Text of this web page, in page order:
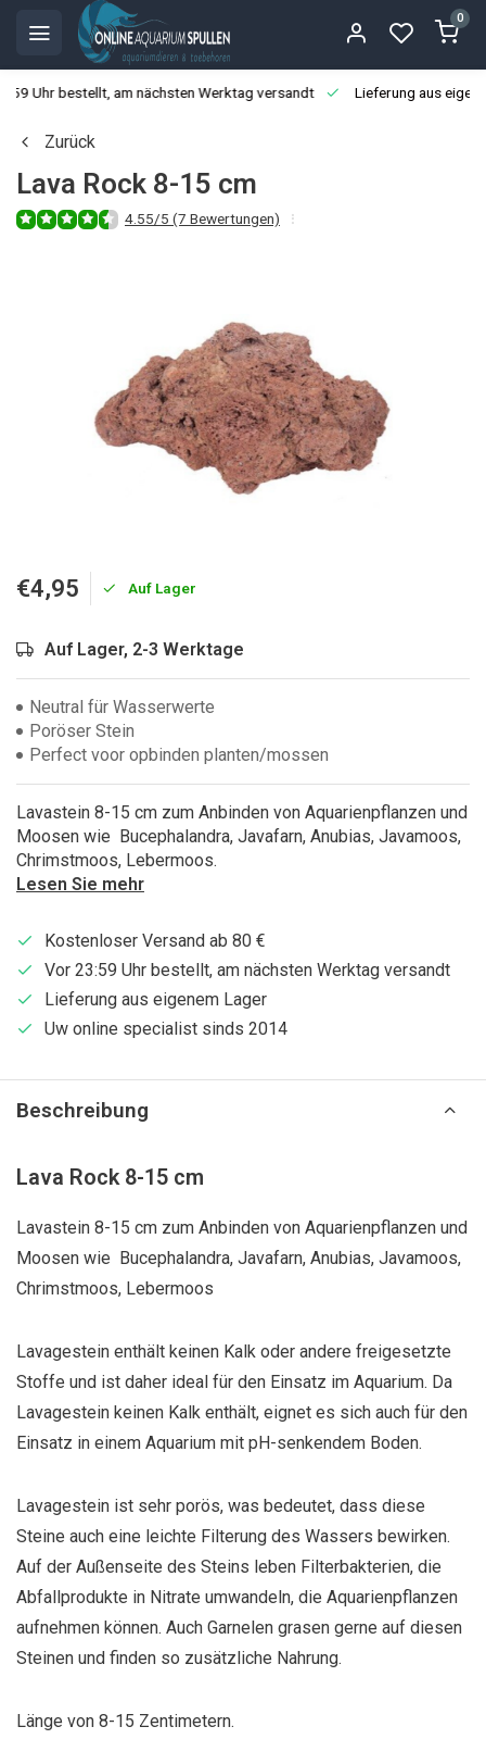
0
Uhr bestellt, am nächsten Werktag versandt Lieferung aus
Zurück
Lava Rock 8-15 cm
4.55/5 (7 Bewertungen)
€4,95 Auf Lager
Auf Lager, 2-3 Werktage
Neutral für Wasserwerte
Poröser Stein
Perfect voor opbinden planten/mossen
Lavastein 8-15 cm zum Anbinden von Aquarienpflanzen und
Moosen wie Bucephalandra, Javafarn, Anubias, Javamoos,
Chrimstmoos, Lebermoos.
Lesen Sie mehr
Kostenloser Versand ab 80 €
Vor 23:59 Uhr bestellt, am nächsten Werktag versandt
Lieferung aus eigenem Lager
Uw online specialist sinds 2014
Beschreibung
Lava Rock 8-15 cm
Lavastein 8-15 cm zum Anbinden von Aquarienpflanzen und
Moosen wie Bucephalandra, Javafarn, Anubias, Javamoos,
Chrimstmoos, Lebermoos
Lavagestein enthält keinen Kalk oder andere freigesetzte
Stoffe und ist daher ideal für den Einsatz im Aquarium. Da
Lavagestein keinen Kalk enthält, eignet es sich auch für den
Einsatz in einem Aquarium mit pH-senkendem Boden.
Lavagestein ist sehr porös, was bedeutet, dass diese
Steine ​​auch eine leichte Filterung des Wassers bewirken.
Auf der Außenseite des Steins leben Filterbakterien, die
Abfallprodukte in Nitrate umwandeln, die Aquarienpflanzen
aufnehmen können. Auch Garnelen grasen gerne auf diesen
Steinen und finden so zusätzliche Nahrung.
Länge von 8-15 Zentimetern.